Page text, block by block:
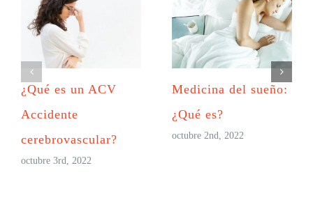
¿Qué es un ACV
Accidente
cerebrovascular?
octubre 3rd, 2022
Medicina del sueño:
¿Qué es?
octubre 2nd, 2022